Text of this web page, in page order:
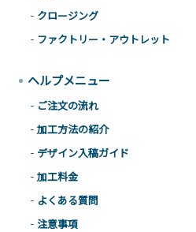
クロージング
ファクトリー・アウトレット
ヘルプメニュー
ご注文の流れ
加工方法の紹介
デザイン入稿ガイド
加工料金
よくある質問
注意事項